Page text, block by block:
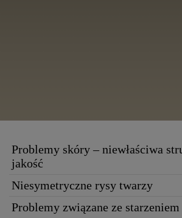
Problemy skóry – niewłaściwa
jakość
Niesymetryczne rysy twarzy
Problemy związane ze starzeniem